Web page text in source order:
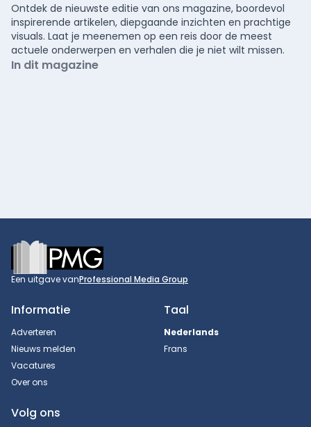
Ontdek de nieuwste editie van ons magazine, boordevol
inspirerende artikelen, diepgaande inzichten en prachtige
visuals. Laat je meenemen op een reis door de meest
actuele onderwerpen en verhalen die je niet wilt missen.
In dit magazine
Footer
Een uitgave vanProfessional Media Group
Informatie
Adverteren
Nieuws melden
Vacatures
Over ons
Taal
Nederlands
Frans
Volg ons